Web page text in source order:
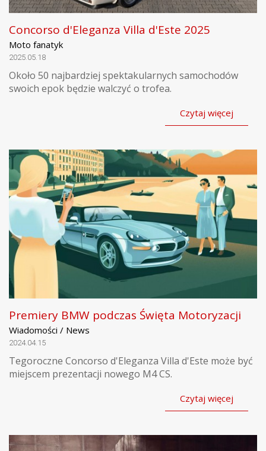
Concorso d'Eleganza Villa d'Este 2025
Moto fanatyk
2025.05.18
Około 50 najbardziej spektakularnych samochodów
swoich epok będzie walczyć o trofea.
Czytaj więcej
Premiery BMW podczas Święta Motoryzacji
Wiadomości / News
2024.04.15
Tegoroczne Concorso d'Eleganza Villa d'Este może być
miejscem prezentacji nowego M4 CS.
Czytaj więcej